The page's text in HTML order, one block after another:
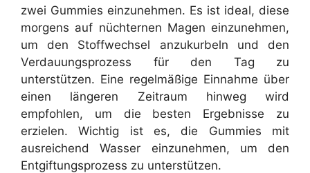
zwei Gummies einzunehmen. Es ist ideal, diese
morgens auf nüchternen Magen einzunehmen,
um den Stoffwechsel anzukurbeln und den
Verdauungsprozess für den Tag zu
unterstützen. Eine regelmäßige Einnahme über
einen längeren Zeitraum hinweg wird
empfohlen, um die besten Ergebnisse zu
erzielen. Wichtig ist es, die Gummies mit
ausreichend Wasser einzunehmen, um den
Entgiftungsprozess zu unterstützen.